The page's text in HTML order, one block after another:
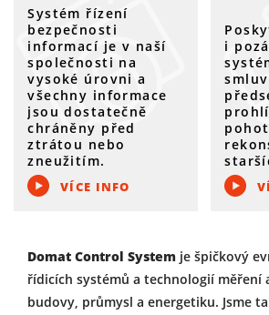
Systém řízení
bezpečnosti
informací je v naší
společnosti na
vysoké úrovni a
všechny informace
jsou dostatečně
chráněny před
ztrátou nebo
zneužitím.
VÍCE INFO
i
Domat Control System je špičkový
řídicích systémů a technologií měření
budovy, průmysl a energetiku. Jsme